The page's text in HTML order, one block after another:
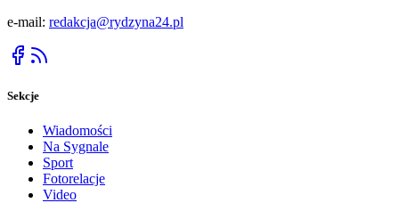
e-mail: redakcja@rydzyna24.pl
Sekcje
Wiadomości
Na Sygnale
Sport
Fotorelacje
Video